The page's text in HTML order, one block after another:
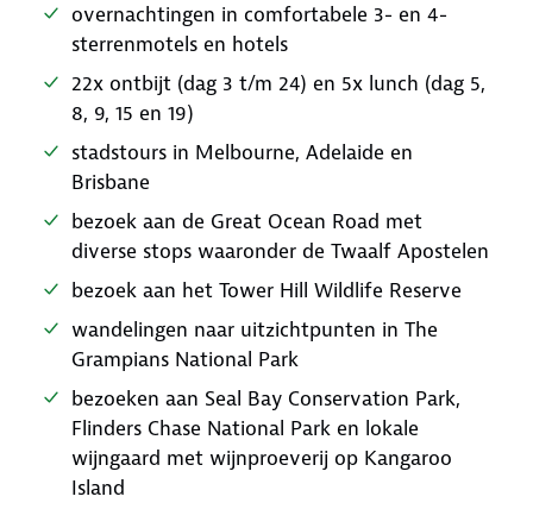
overnachtingen in comfortabele 3- en 4-
sterrenmotels en hotels
22x ontbijt (dag 3 t/m 24) en 5x lunch (dag 5,
8, 9, 15 en 19)
stadstours in Melbourne, Adelaide en
Brisbane
bezoek aan de Great Ocean Road met
diverse stops waaronder de Twaalf Apostelen
bezoek aan het Tower Hill Wildlife Reserve
wandelingen naar uitzichtpunten in The
Grampians National Park
bezoeken aan Seal Bay Conservation Park,
Flinders Chase National Park en lokale
wijngaard met wijnproeverij op Kangaroo
Island